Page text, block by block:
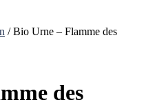
/ Bio Urne – Flamme des
des